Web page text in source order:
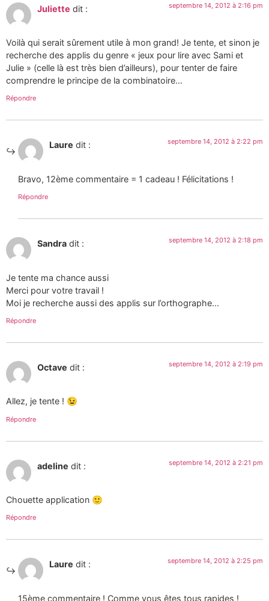
Juliette dit : septembre 14, 2012 à 2:16 pm
Voilà qui serait sûrement utile à mon grand! Je tente, et sinon je
recherche des applis du genre « jeux pour lire avec Sami et
Julie » (celle là est très bien d’ailleurs), pour tenter de faire
comprendre le principe de la combinatoire…
Répondre
Laure dit : septembre 14, 2012 à 2:22 pm
Bravo, 12ème commentaire = 1 cadeau ! Félicitations !
Répondre
Sandra dit : septembre 14, 2012 à 2:18 pm
Je tente ma chance aussi
Merci pour votre travail !
Moi je recherche aussi des applis sur l’orthographe…
Répondre
Octave dit : septembre 14, 2012 à 2:19 pm
Allez, je tente ! 😉
Répondre
adeline dit : septembre 14, 2012 à 2:21 pm
Chouette application 🙂
Répondre
Laure dit : septembre 14, 2012 à 2:25 pm
15ème commentaire ! Comme vous êtes tous rapides !